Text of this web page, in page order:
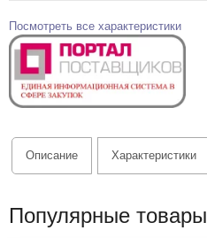
Посмотреть все характеристики
Описание Характеристики
Популярные товары